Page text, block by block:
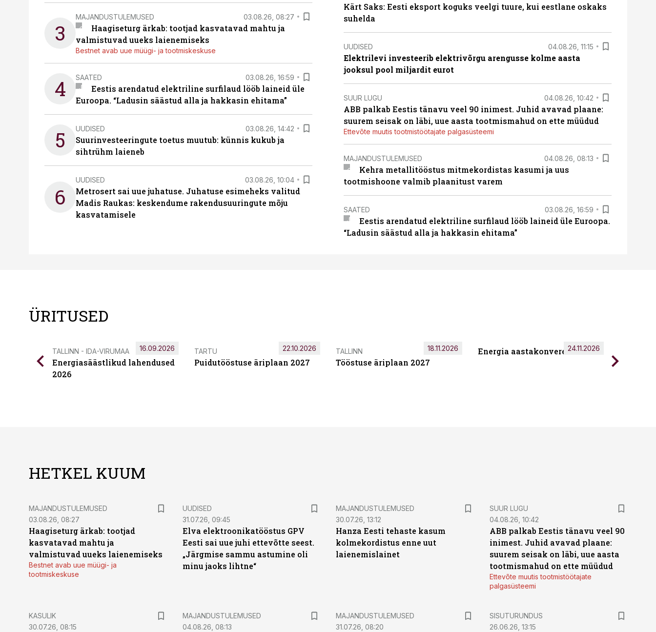
3
MAJANDUSTULEMUSED 03.08.26, 08:27
Haagiseturg ärkab: tootjad kasvatavad mahtu ja
valmistuvad uueks laienemiseks
Bestnet avab uue müügi- ja tootmiskeskuse
4 SAATED 03.08.26, 16:59
Eestis arendatud elektriline surfilaud lööb laineid üle
Euroopa. “Ladusin säästud alla ja hakkasin ehitama”
5 UUDISED 03.08.26, 14:42
Suurinvesteeringute toetus muutub: künnis kukub ja
sihtrühm laieneb
6
UUDISED 03.08.26, 10:04
Metrosert sai uue juhatuse. Juhatuse esimeheks valitud
Madis Raukas: keskendume rakendusuuringute mõju
kasvatamisele
Kärt Saks: Eesti eksport koguks veelgi tuure, kui eestlane oskaks
suhelda
UUDISED 04.08.26, 11:15
Elektrilevi investeerib elektrivõrgu arengusse kolme aasta
jooksul pool miljardit eurot
SUUR LUGU 04.08.26, 10:42
ABB palkab Eestis tänavu veel 90 inimest. Juhid avavad plaane:
suurem seisak on läbi, uue aasta tootmismahud on ette müüdud
Ettevõte muutis tootmistöötajate palgasüsteemi
MAJANDUSTULEMUSED 04.08.26, 08:13
Kehra metallitööstus mitmekordistas kasumi ja uus
tootmishoone valmib plaanitust varem
SAATED 03.08.26, 16:59
Eestis arendatud elektriline surfilaud lööb laineid üle Euroopa.
“Ladusin säästud alla ja hakkasin ehitama”
ÜRITUSED
TALLINN - IDA-VIRUMAA
Energiasäästlikud lahendused
2026
16.09.2026 TARTU
Puidutööstuse äriplaan 2027
22.10.2026 TALLINN
Tööstuse äriplaan 2027
18.11.2026 Energia aastakonverents 2026
24.11.2026
HETKEL KUUM
MAJANDUSTULEMUSED
03.08.26, 08:27
Haagiseturg ärkab: tootjad
kasvatavad mahtu ja
valmistuvad uueks laienemiseks
Bestnet avab uue müügi- ja
tootmiskeskuse
UUDISED
31.07.26, 09:45
Elva elektroonikatööstus GPV
Eesti sai uue juhi ettevõtte seest.
„Järgmise sammu astumine oli
minu jaoks lihtne“
MAJANDUSTULEMUSED
30.07.26, 13:12
Hanza Eesti tehaste kasum
kolmekordistus enne uut
laienemislainet
SUUR LUGU
04.08.26, 10:42
ABB palkab Eestis tänavu veel 90
inimest. Juhid avavad plaane:
suurem seisak on läbi, uue aasta
tootmismahud on ette müüdud
Ettevõte muutis tootmistöötajate
palgasüsteemi
KASULIK
30.07.26, 08:15
MAJANDUSTULEMUSED
04.08.26, 08:13
MAJANDUSTULEMUSED
31.07.26, 08:20
ST
SISUTURUNDUS
26.06.26, 13:15